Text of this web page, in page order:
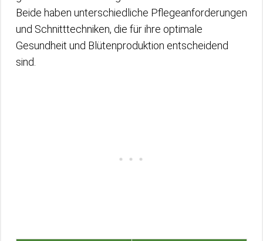
Beide haben unterschiedliche Pflegeanforderungen
und Schnitttechniken, die für ihre optimale
Gesundheit und Blütenproduktion entscheidend
sind.